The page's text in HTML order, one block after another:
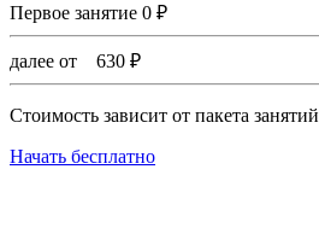
Первое занятие 0 ₽
далее от 630 ₽
Стоимость зависит от пакета занятий
Начать бесплатно